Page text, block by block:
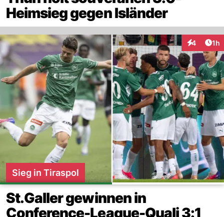
Heimsieg gegen Isländer
4 1h
Sieg in Tiraspol
St.Galler gewinnen in
Conference-League-Quali 3:1